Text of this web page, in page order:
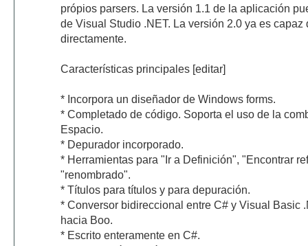
própios parsers. La versión 1.1 de la aplicación
de Visual Studio .NET. La versión 2.0 ya es capaz
directamente.
Características principales [editar]
* Incorpora un diseñador de Windows forms.
* Completado de código. Soporta el uso de la
Espacio.
* Depurador incorporado.
* Herramientas para "Ir a Definición", "Encontrar
"renombrado".
* Títulos para títulos y para depuración.
* Conversor bidireccional entre C# y Visual Basic
hacia Boo.
* Escrito enteramente en C#.